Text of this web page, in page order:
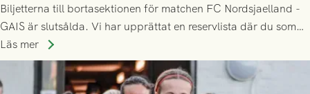
Biljetterna till bortasektionen för matchen FC Nordsjaelland -
GAIS är slutsålda. Vi har upprättat en reservlista där du som
ännu inte har någon biljett kan anmäla ditt intresse. Du kan
inte själv överlåta din biljett till någon annan.
Läs mer